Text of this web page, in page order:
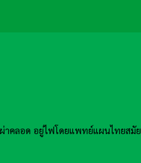
คลอด อยู่ไฟโดยแพทย์แผนไทยสมัย